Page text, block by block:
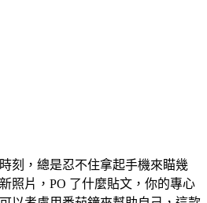
刻，總是忍不住拿起手機來瞄幾
照片，PO 了什麼貼文，你的專心